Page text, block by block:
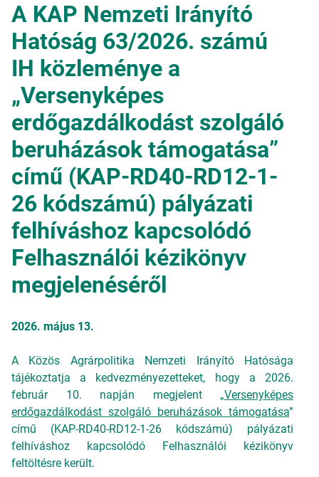
A KAP Nemzeti Irányító
Hatóság 63/2026. számú
IH közleménye a
„Versenyképes
erdőgazdálkodást szolgáló
beruházások támogatása”
című (KAP-RD40-RD12-1-
26 kódszámú) pályázati
felhíváshoz kapcsolódó
Felhasználói kézikönyv
megjelenéséről
2026. május 13.
A Közös Agrárpolitika Nemzeti Irányító Hatósága
tájékoztatja a kedvezményezetteket, hogy a 2026.
február 10. napján megjelent „Versenyképes
erdőgazdálkodást szolgáló beruházások támogatása”
című (KAP-RD40-RD12-1-26 kódszámú) pályázati
felhíváshoz kapcsolódó Felhasználói kézikönyv
feltöltésre került.